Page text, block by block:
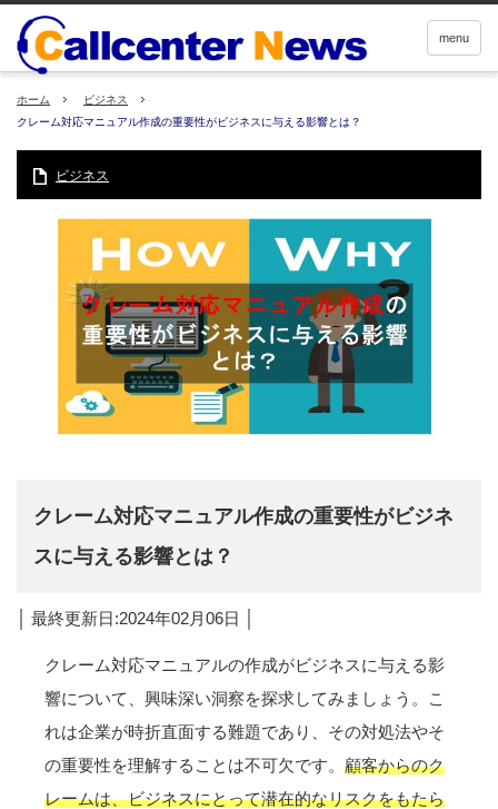
menu
ホーム
ビジネス
クレーム対応マニュアル作成の重要性がビジネスに与える影響とは？
ビジネス
クレーム対応マニュアル作成の重要性がビジネ
スに与える影響とは？
│ 最終更新日:2024年02月06日 │
クレーム対応マニュアルの作成がビジネスに与える影
響について、興味深い洞察を探求してみましょう。こ
れは企業が時折直面する難題であり、その対処法やそ
の重要性を理解することは不可欠です。 顧客からのク
レームは、ビジネスにとって潜在的なリスクをもたら